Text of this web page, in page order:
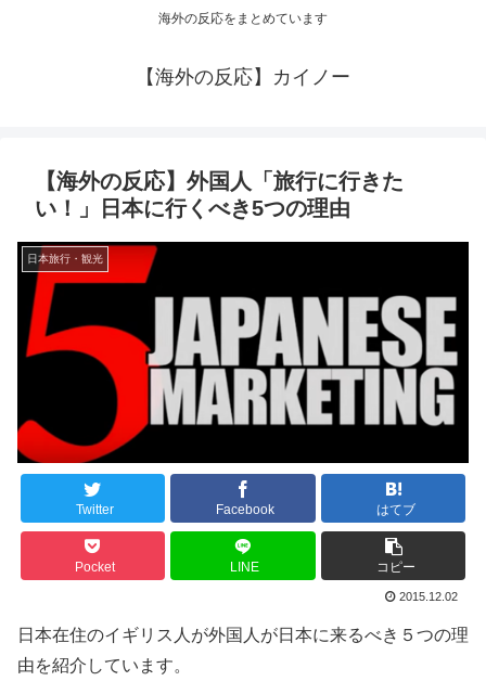
海外の反応をまとめています
【海外の反応】カイノー
【海外の反応】外国人「旅行に行きた
い！」日本に行くべき5つの理由
日本旅行・観光
Twitter Facebook はてブ
Pocket LINE コピー
2015.12.02
日本在住のイギリス人が外国人が日本に来るべき５つの理
由を紹介しています。